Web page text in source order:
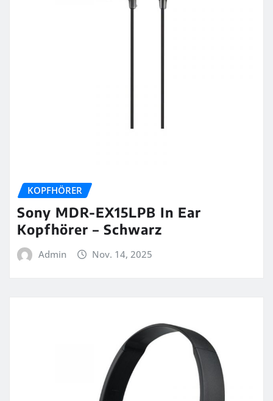
KOPFHÖRER
Sony MDR-EX15LPB In Ear
Kopfhörer – Schwarz
Admin Nov. 14, 2025